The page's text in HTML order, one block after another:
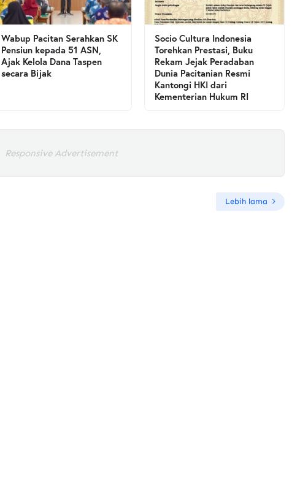
Wabup Pacitan Serahkan SK
Pensiun kepada 51 ASN,
Ajak Kelola Dana Taspen
secara Bijak
Socio Cultura Indonesia
Torehkan Prestasi, Buku
Rekam Jejak Peradaban
Dunia Pacitanian Resmi
Kantongi HKI dari
Kementerian Hukum RI
Responsive Advertisement
Lebih lama